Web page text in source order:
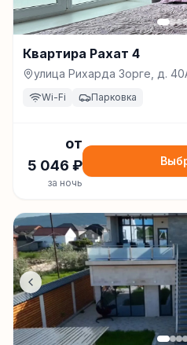
Квартира Рахат 4
улица Рихарда Зорге, д.
Wi-Fi Парковка
от
5 046 ₽
за ночь